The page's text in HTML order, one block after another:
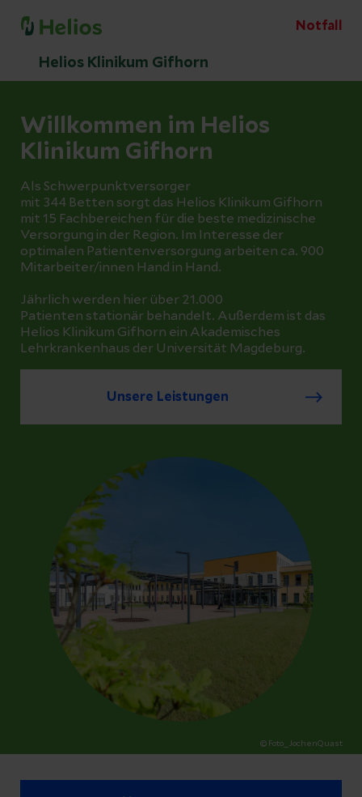
Notfall
Helios Klinikum Gifhorn
Willkommen im Helios
Klinikum Gifhorn
Als Schwerpunktversorger
mit 344 Betten sorgt das Helios Klinikum Gifhorn
mit 15 Fachbereichen für die beste medizinische
Versorgung in der Region. Im Interesse der
optimalen Patientenversorgung arbeiten ca. 900
Mitarbeiter/innen Hand in Hand.
Jährlich werden hier über 21.000
Patienten stationär behandelt. Außerdem ist das
Helios Klinikum Gifhorn ein Akademisches
Lehrkrankenhaus der Universität Magdeburg.
Unsere Leistungen
© Foto_JochenQuast